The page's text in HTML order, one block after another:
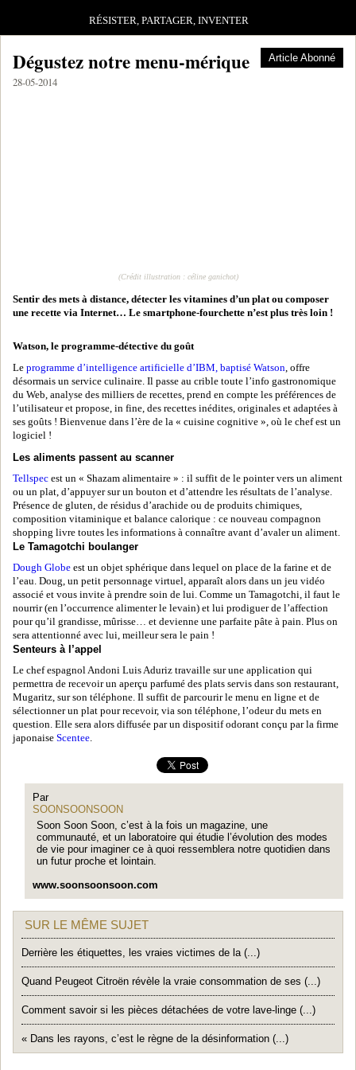
RÉSISTER, PARTAGER, INVENTER
Article Abonné
Dégustez notre menu-mérique
28-05-2014
(Crédit illustration : céline ganichot)
Sentir des mets à distance, détecter les vitamines d’un plat ou composer
une recette via Internet… Le smartphone-fourchette n’est plus très loin !
Watson, le programme-détective du goût
Le programme d’intelligence artificielle d’IBM, baptisé Watson, offre
désormais un service culinaire. Il passe au crible toute l’info gastronomique
du Web, analyse des milliers de recettes, prend en compte les préférences de
l’utilisateur et propose, in fine, des recettes inédites, originales et adaptées à
ses goûts ! Bienvenue dans l’ère de la « cuisine cognitive », où le chef est un
logiciel !
Les aliments passent au scanner
Tellspec est un « Shazam alimentaire » : il suffit de le pointer vers un aliment
ou un plat, d’appuyer sur un bouton et d’attendre les résultats de l’analyse.
Présence de gluten, de résidus d’arachide ou de produits chimiques,
composition vitaminique et balance calorique : ce nouveau compagnon
shopping livre toutes les informations à connaître avant d’avaler un aliment.
Le Tamagotchi boulanger
Dough Globe est un objet sphérique dans lequel on place de la farine et de
l’eau. Doug, un petit personnage virtuel, apparaît alors dans un jeu vidéo
associé et vous invite à prendre soin de lui. Comme un Tamagotchi, il faut le
nourrir (en l’occurrence alimenter le levain) et lui prodiguer de l’affection
pour qu’il grandisse, mûrisse… et devienne une parfaite pâte à pain. Plus on
sera attentionné avec lui, meilleur sera le pain !
Senteurs à l’appel
Le chef espagnol Andoni Luis Aduriz travaille sur une application qui
permettra de recevoir un aperçu parfumé des plats servis dans son restaurant,
Mugaritz, sur son téléphone. Il suffit de parcourir le menu en ligne et de
sélectionner un plat pour recevoir, via son téléphone, l’odeur du mets en
question. Elle sera alors diffusée par un dispositif odorant conçu par la firme
japonaise Scentee.
Par
SOONSOONSOON
Soon Soon Soon, c’est à la fois un magazine, une
communauté, et un laboratoire qui étudie l’évolution des modes
de vie pour imaginer ce à quoi ressemblera notre quotidien dans
un futur proche et lointain.
www.soonsoonsoon.com
SUR LE MÊME SUJET
Derrière les étiquettes, les vraies victimes de la (...)
Quand Peugeot Citroën révèle la vraie consommation de ses (...)
Comment savoir si les pièces détachées de votre lave-linge (...)
« Dans les rayons, c’est le règne de la désinformation (...)